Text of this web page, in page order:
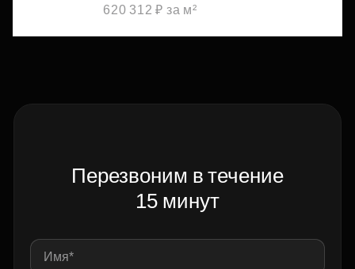
620 312 ₽ за м²
Перезвоним в течение
15 минут